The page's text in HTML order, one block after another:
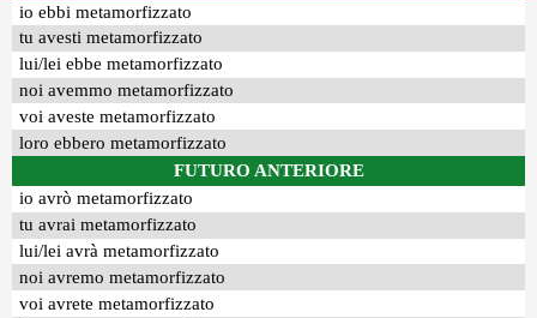
io ebbi metamorfizzato
tu avesti metamorfizzato
lui/lei ebbe metamorfizzato
noi avemmo metamorfizzato
voi aveste metamorfizzato
loro ebbero metamorfizzato
FUTURO ANTERIORE
io avrò metamorfizzato
tu avrai metamorfizzato
lui/lei avrà metamorfizzato
noi avremo metamorfizzato
voi avrete metamorfizzato